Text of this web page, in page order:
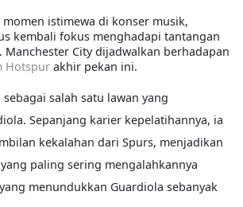
istimewa di konser musik,
kembali fokus menghadapi tantangan
Manchester City dijadwalkan berhadapan
Hotspur akhir pekan ini.
salah satu lawan yang
Sepanjang karier kepelatihannya, ia
kekalahan dari Spurs, menjadikan
paling sering mengalahkannya
menundukkan Guardiola sebanyak